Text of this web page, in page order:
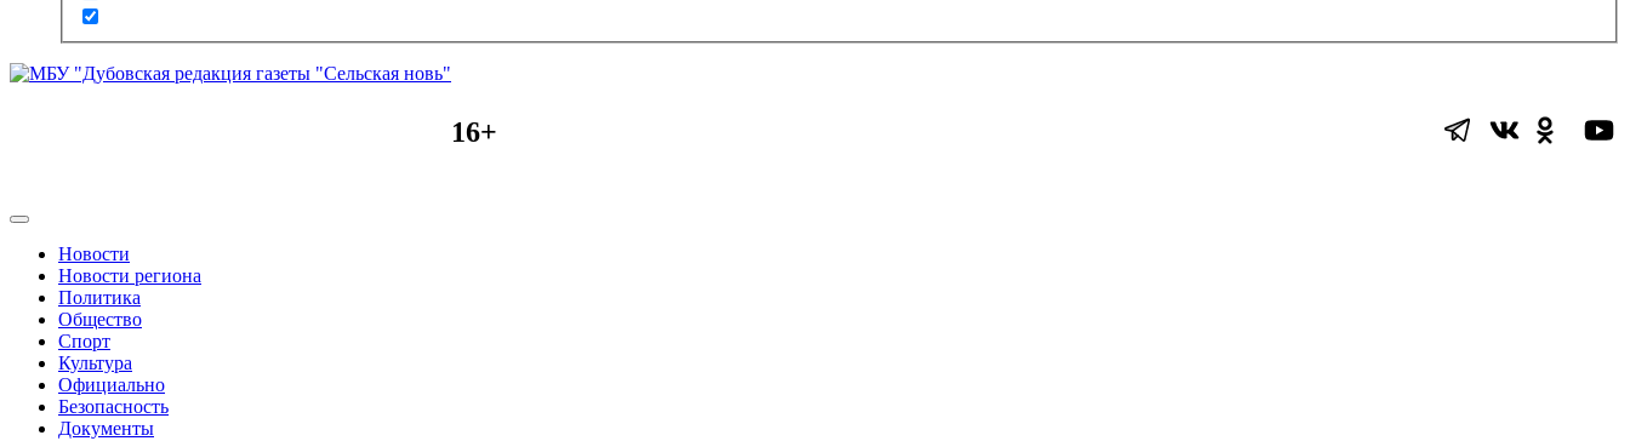
16+
Новости
Новости региона
Политика
Общество
Спорт
Культура
Официально
Безопасность
Документы